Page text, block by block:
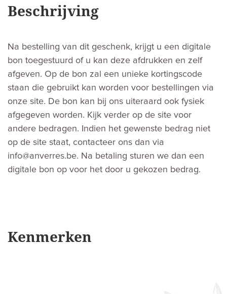
Beschrijving
Na bestelling van dit geschenk, krijgt u een digitale
bon toegestuurd of u kan deze afdrukken en zelf
afgeven. Op de bon zal een unieke kortingscode
staan die gebruikt kan worden voor bestellingen via
onze site. De bon kan bij ons uiteraard ook fysiek
afgegeven worden. Kijk verder op de site voor
andere bedragen. Indien het gewenste bedrag niet
op de site staat, contacteer ons dan via
info@anverres.be. Na betaling sturen we dan een
digitale bon op voor het door u gekozen bedrag.
Kenmerken